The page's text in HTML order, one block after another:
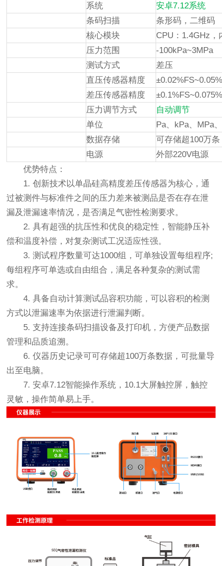
系统
安卓7.12系统
条码扫描
条形码，二维码
核心模块
CPU：1.4GHz，
压力范围
-100kPa~3MPa
测试方式
差压
直压传感器精度
差压传感器精度
压力调节方式
自动调节
单位
Pa、kPa、MPa
数据存储
可存储超100万
电源
外部220V电源
优势特点：
1. 创新技术以单晶硅高精度差压传感器为核心，通
过被测件与标准件之间的压力差来被测品是否在存在泄
漏及泄漏速率情况，是否满足气密性检测要求。
2. 具有超强的抗压性和优良的稳定性，智能静压补
偿和温度补偿，对复杂测试工况适应性强。
3. 测试程序数量可达1000组，可单独设置每组程序;
每组程序可单选或自由组合，满足各种复杂的测试需
求。
4. 具备自动计算测试品容积功能，可以容积的检测
方式以泄漏速率为依据进行泄漏判断。
5. 支持连接条码扫描设备及打印机，方便产品数据
管理和品质追溯。
6. 仪器历史记录可可存储超100万条数据，可批量导
出至电脑。
7. 安卓7.12智能操作系统，10.1大屏触控屏，触控
灵敏，操作简单易上手。